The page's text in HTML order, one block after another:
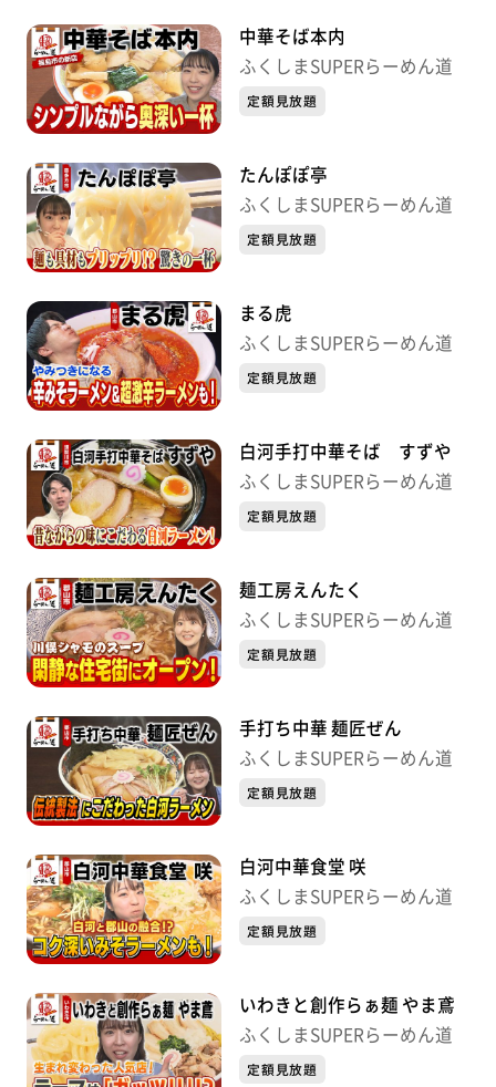
中華そば本内
ふくしまSUPERらーめん道
定額見放題
たんぽぽ亭
ふくしまSUPERらーめん道
定額見放題
まる虎
ふくしまSUPERらーめん道
定額見放題
白河手打中華そば すずや
ふくしまSUPERらーめん道
定額見放題
麺工房えんたく
ふくしまSUPERらーめん道
定額見放題
手打ち中華 麺匠ぜん
ふくしまSUPERらーめん道
定額見放題
白河中華食堂 咲
ふくしまSUPERらーめん道
定額見放題
いわきと創作らぁ麺 やま鳶
ふくしまSUPERらーめん道
定額見放題